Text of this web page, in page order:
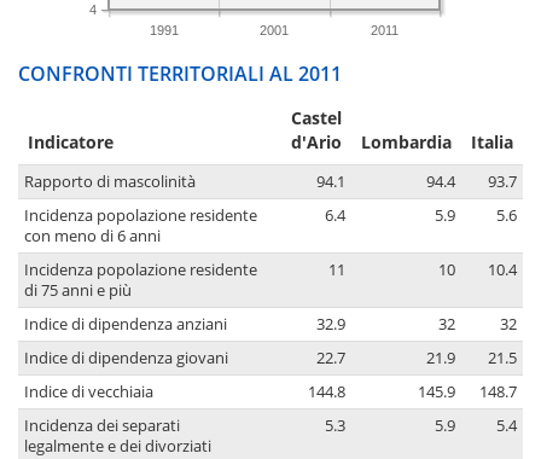
1991 2001 2011
4
CONFRONTI TERRITORIALI AL 2011
Indicatore
Castel
d'Ario
Lombardia Italia
Rapporto di mascolinità 94.1 94.4
93.7
Incidenza popolazione residente
con meno di 6 anni
6.4 5.9 5.6
Incidenza popolazione residente
di 75 anni e più
11 10 10.4
Indice di dipendenza anziani 32.9 32
32
Indice di dipendenza giovani
22.7 21.9
21.5
Indice di vecchiaia
144.8 145.9
148.7
Incidenza dei separati
legalmente e dei divorziati
5.3 5.9 5.4